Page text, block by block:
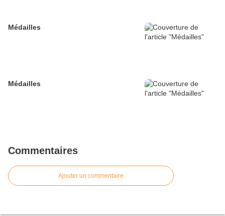
Médailles
Médailles
Commentaires
Ajouter un commentaire